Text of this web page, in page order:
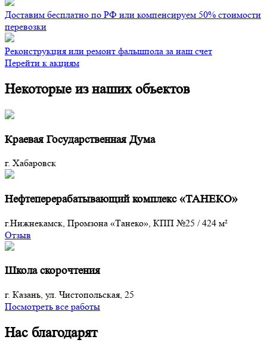
Доставим бесплатно по РФ или компенсируем 50% стоимости
перевозки
Реконструкция или ремонт фальшпола за наш счет
Перейти к акциям
Некоторые из наших объектов
Краевая Государственная Дума
г. Хабаровск
Нефтеперерабатывающий комплекс «ТАНЕКО»
г.Нижнекамск, Промзона «Танеко», КПП №25 /424 м²
Отзыв
Школа скорочтения
г. Казань, ул. Чистопольская, 25
Посмотреть все работы
Нас благодарят